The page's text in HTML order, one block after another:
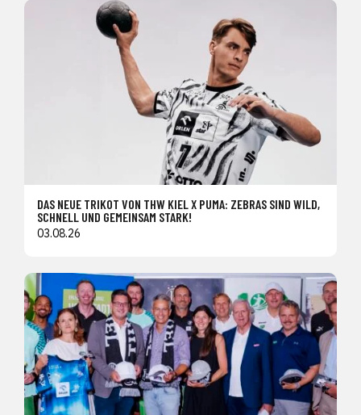
DAS NEUE TRIKOT VON THW KIEL X PUMA: ZEBRAS SIND WILD,
SCHNELL UND GEMEINSAM STARK!
03.08.26